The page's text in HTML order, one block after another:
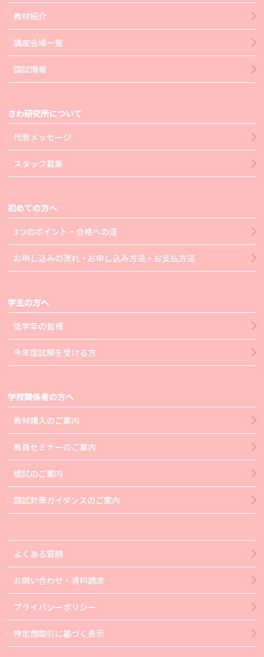
教材紹介
講座会場一覧
国試情報
さわ研究所について
代表メッセージ
スタッフ募集
初めての方へ
3つのポイント・合格への道
お申し込みの流れ・お申し込み方法・お支払方法
学生の方へ
低学年の皆様
今年度試験を受ける方
学校関係者の方へ
教材購入のご案内
教員セミナーのご案内
模試のご案内
国試対策ガイダンスのご案内
よくある質問
お問い合わせ・資料請求
プライバシーポリシー
特定商取引に基づく表示